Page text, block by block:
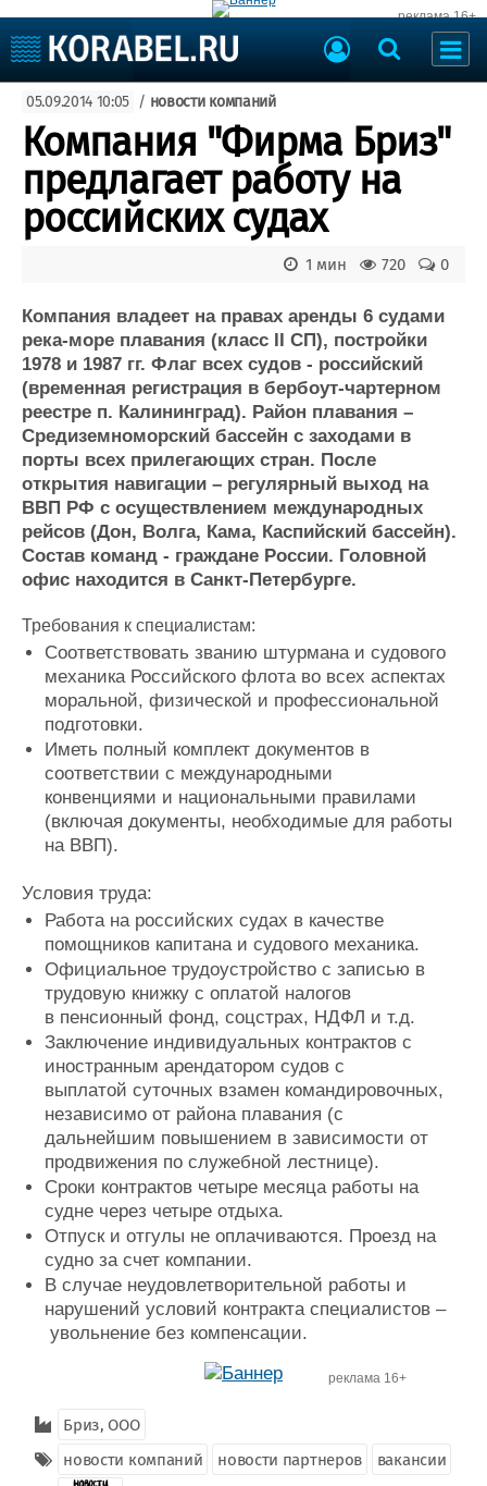
реклама 16+
Судоходство
Судоремонт
События
Порты
Рыболовство
ВМФ
Образование
Судостроение
Пульс
Новости
Компании
Репутация
Работа
Крюинг
Журнал
Реклама
Торговая площадка
Доска объявлений
Продажа флота
Оборудование
Изделия
Материалы
Услуги
Выставки и семинары
Личности
Словарь
Форум
Отзывы
Все службы
05.09.2014 10:05 / новости компаний
Компания "Фирма Бриз"
предлагает работу на
российских судах
0
720
1 мин
Компания владеет на правах аренды 6 судами
река-море плавания (класс II СП), постройки
1978 и 1987 гг. Флаг всех судов - российский
(временная регистрация в бербоут-чартерном
реестре п. Калининград). Район плавания –
Средиземноморский бассейн с заходами в
порты всех прилегающих стран. После
открытия навигации – регулярный выход на
ВВП РФ с осуществлением международных
рейсов (Дон, Волга, Кама, Каспийский бассейн).
Состав команд - граждане России. Головной
офис находится в Санкт-Петербурге.
Требования к специалистам:
Соответствовать званию штурмана и судового
механика Российского флота во всех аспектах
моральной, физической и профессиональной
подготовки.
Иметь полный комплект документов в
соответствии с международными
конвенциями и национальными правилами
(включая документы, необходимые для работы
на ВВП).
Условия труда:
Работа на российских судах в качестве
помощников капитана и судового механика.
Официальное трудоустройство с записью в
трудовую книжку с оплатой налогов
в пенсионный фонд, соцстрах, НДФЛ и т.д.
Заключение индивидуальных контрактов с
иностранным арендатором судов с
выплатой суточных взамен командировочных,
независимо от района плавания (с
дальнейшим повышением в зависимости от
продвижения по служебной лестнице).
Сроки контрактов четыре месяца работы на
судне через четыре отдыха.
Отпуск и отгулы не оплачиваются. Проезд на
судно за счет компании.
В случае неудовлетворительной работы и
нарушений условий контракта специалистов –
увольнение без компенсации.
реклама 16+
Бриз, ООО
новости компаний
новости партнеров вакансии